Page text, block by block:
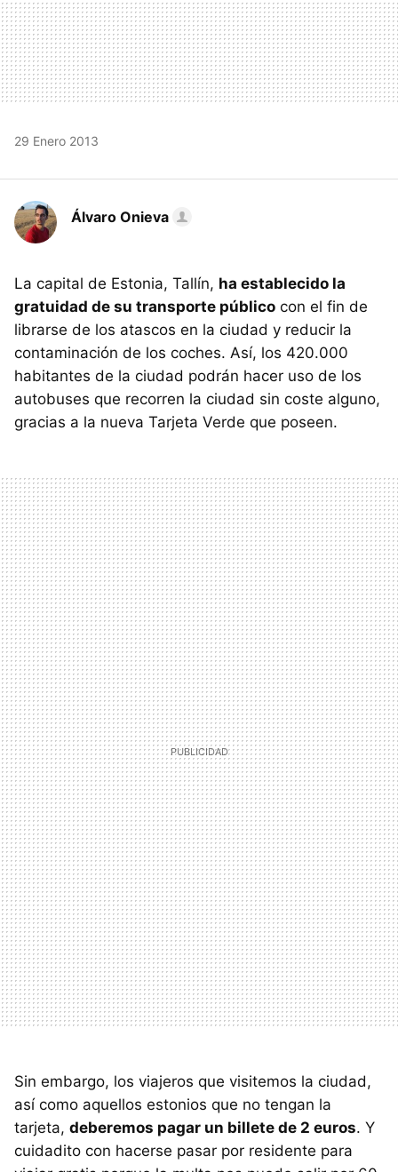
29 Enero 2013
Álvaro Onieva
La capital de Estonia, Tallín, ha establecido la
gratuidad de su transporte público con el fin de
librarse de los atascos en la ciudad y reducir la
contaminación de los coches. Así, los 420.000
habitantes de la ciudad podrán hacer uso de los
autobuses que recorren la ciudad sin coste alguno,
gracias a la nueva Tarjeta Verde que poseen.
Sin embargo, los viajeros que visitemos la ciudad,
así como aquellos estonios que no tengan la
tarjeta, deberemos pagar un billete de 2 euros. Y
cuidadito con hacerse pasar por residente para